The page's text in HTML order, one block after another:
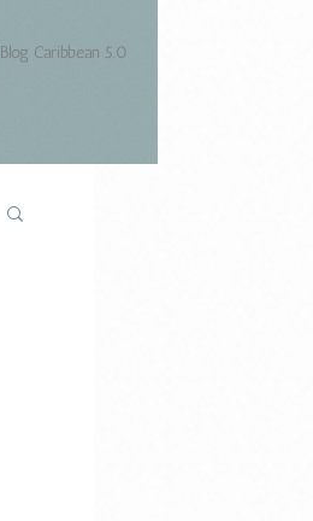
Blog Caribbean 5.0